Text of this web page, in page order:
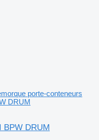
porte-conteneurs
DRUM
BPW DRUM